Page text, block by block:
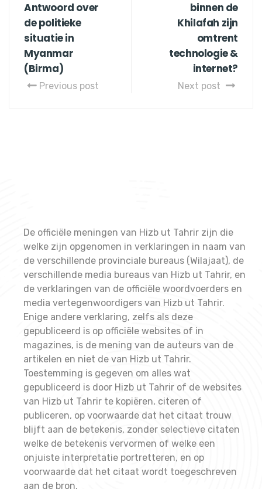
Antwoord over
de politieke
situatie in
Myanmar
(Birma)
Previous post
binnen de
Khilafah zijn
omtrent
technologie &
internet?
Next post
De officiële meningen van Hizb ut Tahrir zijn die
welke zijn opgenomen in verklaringen in naam van
de verschillende provinciale bureaus (Wilajaat), de
verschillende media bureaus van Hizb ut Tahrir, en
de verklaringen van de officiële woordvoerders en
media vertegenwoordigers van Hizb ut Tahrir.
Enige andere verklaring, zelfs als deze
gepubliceerd is op officiële websites of in
magazines, is de mening van de auteurs van de
artikelen en niet de van Hizb ut Tahrir.
Toestemming is gegeven om alles wat
gepubliceerd is door Hizb ut Tahrir of de websites
van Hizb ut Tahrir te kopiëren, citeren of
publiceren, op voorwaarde dat het citaat trouw
blijft aan de betekenis, zonder selectieve citaten
welke de betekenis vervormen of welke een
onjuiste interpretatie portretteren, en op
voorwaarde dat het citaat wordt toegeschreven
aan de bron.